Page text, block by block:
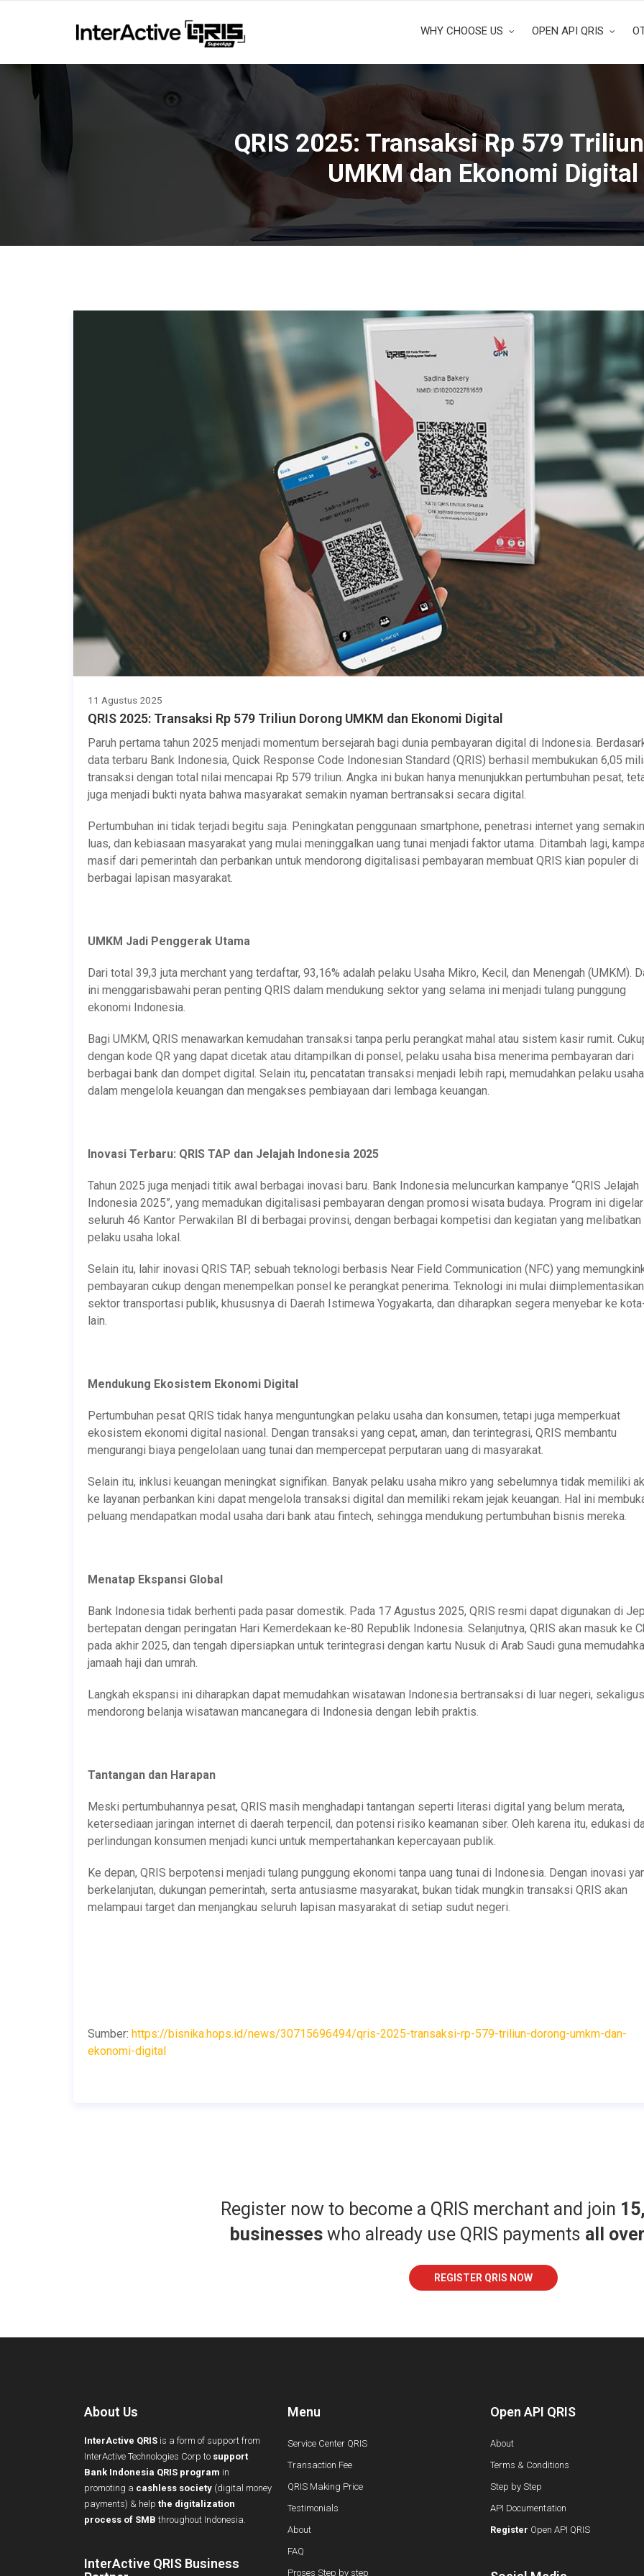
WHY CHOOSE US OPEN API QRIS
QRIS 2025: Transaksi Rp 579
UMKM dan Ekonomi Digital
11 Agustus 2025
QRIS 2025: Transaksi Rp 579 Triliun Dorong UMKM dan Ekonomi Digital
Paruh pertama tahun 2025 menjadi momentum bersejarah bagi dunia pembayaran digital di Indonesia.
data terbaru Bank Indonesia, Quick Response Code Indonesian Standard (QRIS) berhasil membukukan 6,05
transaksi dengan total nilai mencapai Rp 579 triliun. Angka ini bukan hanya menunjukkan pertumbuhan pesat,
juga menjadi bukti nyata bahwa masyarakat semakin nyaman bertransaksi secara digital.
Pertumbuhan ini tidak terjadi begitu saja. Peningkatan penggunaan smartphone, penetrasi internet yang semakin
luas, dan kebiasaan masyarakat yang mulai meninggalkan uang tunai menjadi faktor utama. Ditambah lagi,
masif dari pemerintah dan perbankan untuk mendorong digitalisasi pembayaran membuat QRIS kian populer di
berbagai lapisan masyarakat.
UMKM Jadi Penggerak Utama
Dari total 39,3 juta merchant yang terdaftar, 93,16% adalah pelaku Usaha Mikro, Kecil, dan Menengah (UMKM).
ini menggarisbawahi peran penting QRIS dalam mendukung sektor yang selama ini menjadi tulang punggung
ekonomi Indonesia.
Bagi UMKM, QRIS menawarkan kemudahan transaksi tanpa perlu perangkat mahal atau sistem kasir rumit.
dengan kode QR yang dapat dicetak atau ditampilkan di ponsel, pelaku usaha bisa menerima pembayaran dari
berbagai bank dan dompet digital. Selain itu, pencatatan transaksi menjadi lebih rapi, memudahkan pelaku usaha
dalam mengelola keuangan dan mengakses pembiayaan dari lembaga keuangan.
Inovasi Terbaru: QRIS TAP dan Jelajah Indonesia 2025
Tahun 2025 juga menjadi titik awal berbagai inovasi baru. Bank Indonesia meluncurkan kampanye “QRIS Jelajah
Indonesia 2025”, yang memadukan digitalisasi pembayaran dengan promosi wisata budaya. Program ini
seluruh 46 Kantor Perwakilan BI di berbagai provinsi, dengan berbagai kompetisi dan kegiatan yang melibatkan
pelaku usaha lokal.
Selain itu, lahir inovasi QRIS TAP, sebuah teknologi berbasis Near Field Communication (NFC) yang
pembayaran cukup dengan menempelkan ponsel ke perangkat penerima. Teknologi ini mulai
sektor transportasi publik, khususnya di Daerah Istimewa Yogyakarta, dan diharapkan segera menyebar ke
lain.
Mendukung Ekosistem Ekonomi Digital
Pertumbuhan pesat QRIS tidak hanya menguntungkan pelaku usaha dan konsumen, tetapi juga memperkuat
ekosistem ekonomi digital nasional. Dengan transaksi yang cepat, aman, dan terintegrasi, QRIS membantu
mengurangi biaya pengelolaan uang tunai dan mempercepat perputaran uang di masyarakat.
Selain itu, inklusi keuangan meningkat signifikan. Banyak pelaku usaha mikro yang sebelumnya tidak memiliki
ke layanan perbankan kini dapat mengelola transaksi digital dan memiliki rekam jejak keuangan. Hal ini
peluang mendapatkan modal usaha dari bank atau fintech, sehingga mendukung pertumbuhan bisnis mereka.
Menatap Ekspansi Global
Bank Indonesia tidak berhenti pada pasar domestik. Pada 17 Agustus 2025, QRIS resmi dapat digunakan di
bertepatan dengan peringatan Hari Kemerdekaan ke-80 Republik Indonesia. Selanjutnya, QRIS akan masuk ke
pada akhir 2025, dan tengah dipersiapkan untuk terintegrasi dengan kartu Nusuk di Arab Saudi guna
jamaah haji dan umrah.
Langkah ekspansi ini diharapkan dapat memudahkan wisatawan Indonesia bertransaksi di luar negeri, sekaligus
mendorong belanja wisatawan mancanegara di Indonesia dengan lebih praktis.
Tantangan dan Harapan
Meski pertumbuhannya pesat, QRIS masih menghadapi tantangan seperti literasi digital yang belum merata,
ketersediaan jaringan internet di daerah terpencil, dan potensi risiko keamanan siber. Oleh karena itu, edukasi
perlindungan konsumen menjadi kunci untuk mempertahankan kepercayaan publik.
Ke depan, QRIS berpotensi menjadi tulang punggung ekonomi tanpa uang tunai di Indonesia. Dengan inovasi
berkelanjutan, dukungan pemerintah, serta antusiasme masyarakat, bukan tidak mungkin transaksi QRIS akan
melampaui target dan menjangkau seluruh lapisan masyarakat di setiap sudut negeri.
Sumber: https://bisnika.hops.id/news/30715696494/qris-2025-transaksi-rp-579-triliun-dorong-umkm-dan-
ekonomi-digital
Register now to become a QRIS merchant and join
businesseswho already use QRIS payments all
REGISTER QRIS NOW
About Us
InterActive QRIS is a form of support from
InterActive Technologies Corp to support
Bank Indonesia QRIS program in
promoting a cashless society (digital money
payments) & help the digitalization
process of SMB throughout Indonesia.
InterActive QRIS Business
Menu
Service Center QRIS
Transaction Fee
QRIS Making Price
Testimonials
About
FAQ
Proses Step by step
Open API QRIS
About
Terms & Conditions
Step by Step
API Documentation
Register Open API QRIS